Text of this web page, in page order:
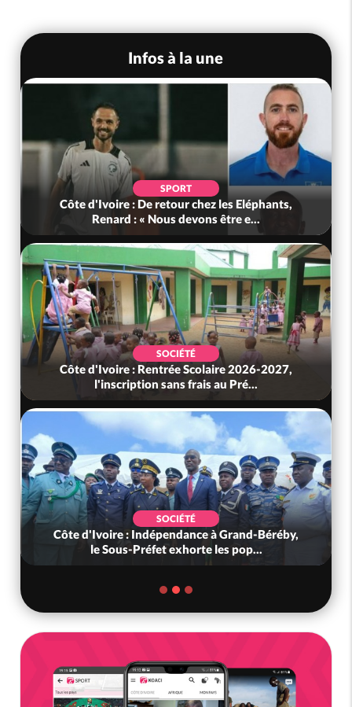
Infos à la une
SPORT
Côte d'Ivoire : De retour chez les Eléphants,
Renard : « Nous devons être e...
SOCIÉTÉ
Côte d'Ivoire : Rentrée Scolaire 2026-2027,
l'inscription sans frais au Pré...
SOCIÉTÉ
Côte d'Ivoire : Indépendance à Grand-Béréby,
le Sous-Préfet exhorte les pop...